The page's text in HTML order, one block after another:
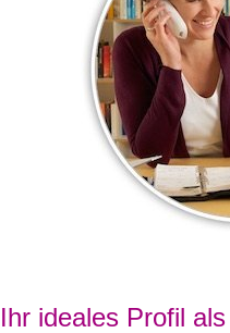
Ihr ideales Profil als